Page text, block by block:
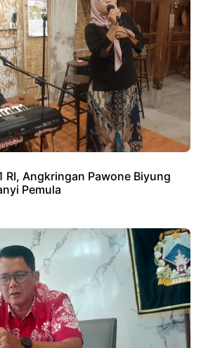
RI, Angkringan Pawone Biyung
Pemula